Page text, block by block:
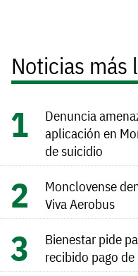
Noticias más
Denuncia
aplicación en
de suicidio
Monclovense
Viva Aerobus
Bienestar pide
recibido pago